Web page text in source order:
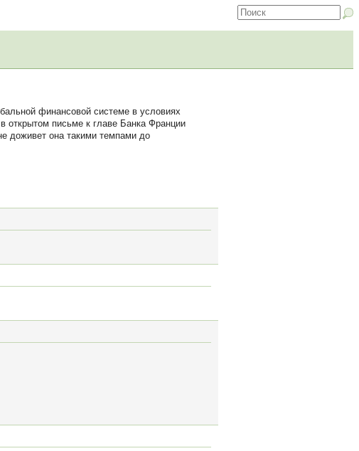
финансовой системе в условиях
письме к главе Банка Франции
доживет она такими темпами до